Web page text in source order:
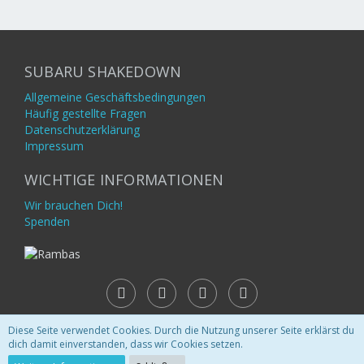
SUBARU SHAKEDOWN
Allgemeine Geschäftsbedingungen
Häufig gestellte Fragen
Datenschutzerklärung
Impressum
WICHTIGE INFORMATIONEN
Wir brauchen Dich!
Spenden
Diese Seite verwendet Cookies. Durch die Nutzung unserer Seite erklärst du
dich damit einverstanden, dass wir Cookies setzen.